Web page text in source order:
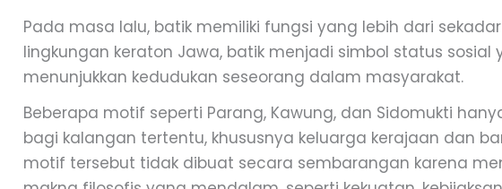
Pada masa lalu, batik memiliki fungsi yang lebih dari
lingkungan keraton Jawa, batik menjadi simbol status sosial
menunjukkan kedudukan seseorang dalam masyarakat.
Beberapa motif seperti Parang, Kawung, dan Sidomukti
bagi kalangan tertentu, khususnya keluarga kerajaan dan
motif tersebut tidak dibuat secara sembarangan karena